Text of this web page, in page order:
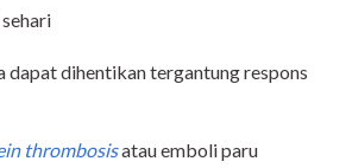
dapat dihentikan tergantung respons
thrombosisatau emboli paru